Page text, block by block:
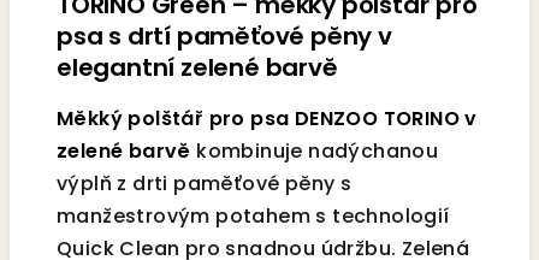
psa s drtí paměťové pěny v
elegantní zelené barvě
Měkký polštář pro psa DENZOO TORINO v
zelené barvě kombinuje nadýchanou
výplň z drti paměťové pěny s
manžestrovým potahem s technologií
Quick Clean pro snadnou údržbu. Zelená